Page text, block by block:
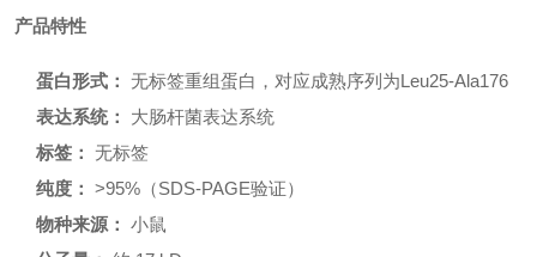
产品特性
蛋白形式： 无标签重组蛋白，对应成熟序列为Leu25-Ala176
表达系统：
大肠杆菌表达系统
标签： 无标签
纯度： >95%（SDS-PAGE验证）
物种来源： 小鼠